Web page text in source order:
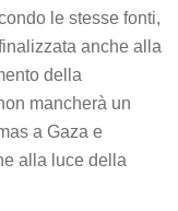
le stesse fonti,
anche alla
della
mancherà un
a Gaza e
alla luce della